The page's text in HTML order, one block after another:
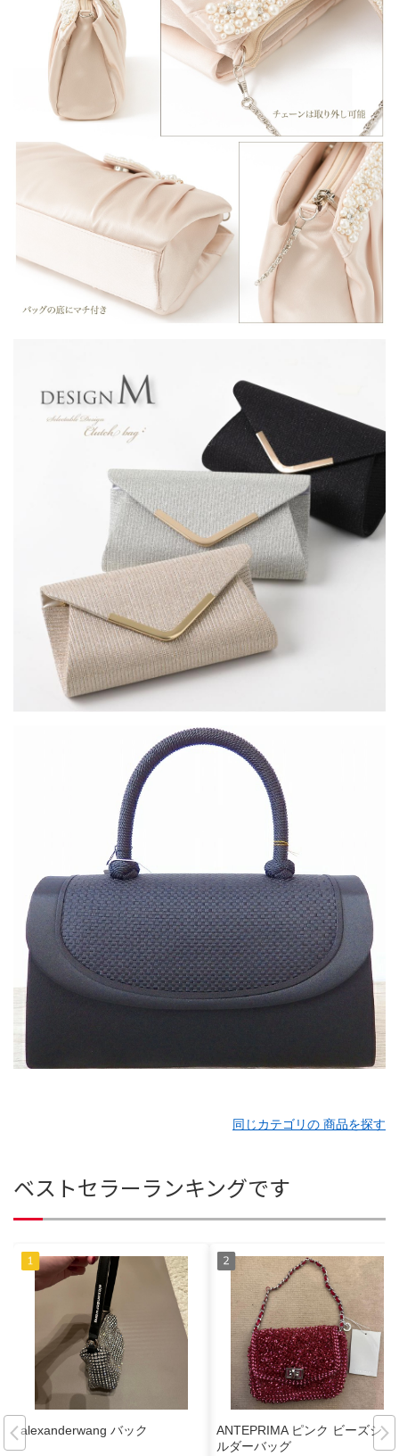
同じカテゴリの 商品を探す
ベストセラーランキングです
alexanderwang バック
ANTEPRIMA ピンク ビーズショ
ルダーバッグ